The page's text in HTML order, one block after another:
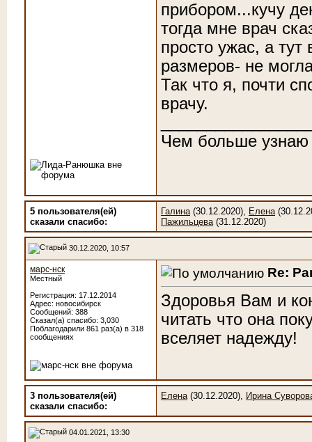
прибором...кучу
тогда мне врач
просто ужас, а
размеров- не
Так что я, почти
врачу.
Чем больше
5 пользователя(ей)
сказали cпасибо:
Галина(30.12.2020), Елена
Пажильцева(31.12.2020)
30.12.2020, 10:57
марс-нск
Местный
Регистрация: 17.12.2014
Адрес: новосибирск
Сообщений: 388
Сказал(а) спасибо: 3,030
Поблагодарили 861 раз(а) в 318
сообщениях
Re:
Здоровья Вам и
читать что она
вселяет надежду!
3 пользователя(ей)
сказали cпасибо:
Елена(30.12.2020), Ирина
04.01.2021, 13:30